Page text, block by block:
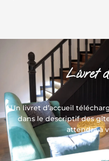
Livret
Un livret d’accueil
dans le descriptif des
attendra à